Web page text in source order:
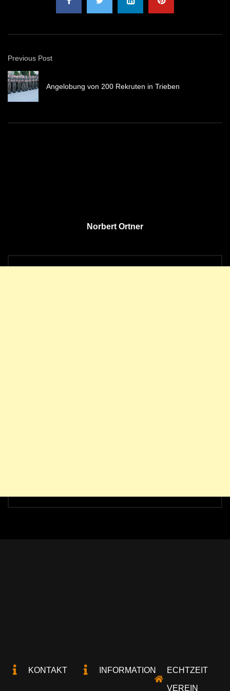
Previous Post
Angelobung von 200 Rekruten in Trieben
Norbert Ortner
KONTAKT INFORMATION ECHTZEIT
VEREIN